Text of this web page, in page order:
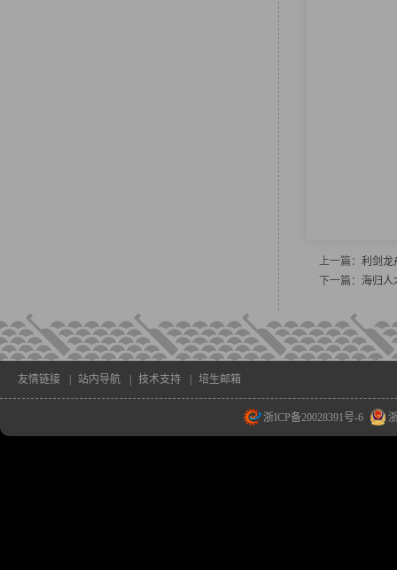
上一篇： 利剑龙
下一篇： 海归人
友情链接 站内导航 技术支持 培生邮箱
浙ICP备20028391号-6